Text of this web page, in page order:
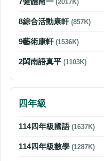
(2017K)
8綜合活動康軒 (857K)
9藝術康軒 (1536K)
2閩南語真平 (1103K)
四年級
114四年級國語 (1637K)
114四年級數學 (1287K)